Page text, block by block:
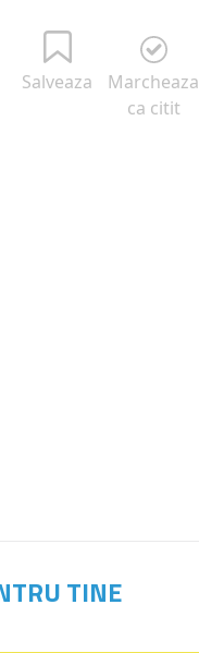
Salveaza
Marcheaza
ca citit
TINE